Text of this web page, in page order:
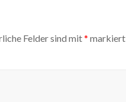
Felder sind mit* markiert